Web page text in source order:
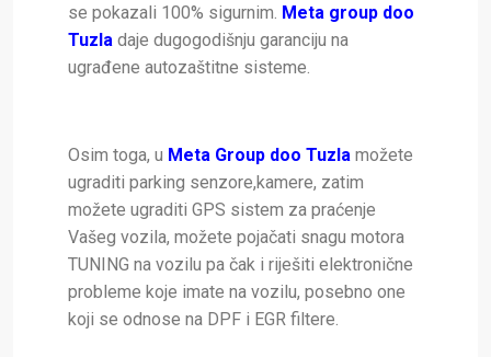
se pokazali 100% sigurnim. Meta group doo
Tuzla daje dugogodišnju garanciju na
ugrađene autozaštitne sisteme.
Osim toga, u Meta Group doo Tuzla možete
ugraditi parking senzore,kamere, zatim
možete ugraditi GPS sistem za praćenje
Vašeg vozila, možete pojačati snagu motora
TUNING na vozilu pa čak i riješiti elektronične
probleme koje imate na vozilu, posebno one
koji se odnose na DPF i EGR filtere.